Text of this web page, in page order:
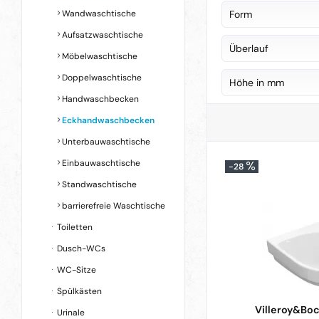
Wandwaschtische
Aufsatzwaschtische
Möbelwaschtische
Doppelwaschtische
Handwaschbecken
Eckhandwaschbecken
Unterbauwaschtische
Einbauwaschtische
Standwaschtische
barrierefreie Waschtische
Toiletten
Dusch-WCs
WC-Sitze
Spülkästen
Urinale
Duravit
Laufen
Form
oval(
Überlauf
mit Überlauf
Höhe in mm
-28